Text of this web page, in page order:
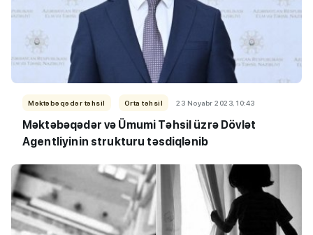
Məktəbəqədər təhsil Orta təhsil 23 Noyabr 2023, 10:43
Məktəbəqədər və Ümumi Təhsil üzrə Dövlət
Agentliyinin strukturu təsdiqlənib